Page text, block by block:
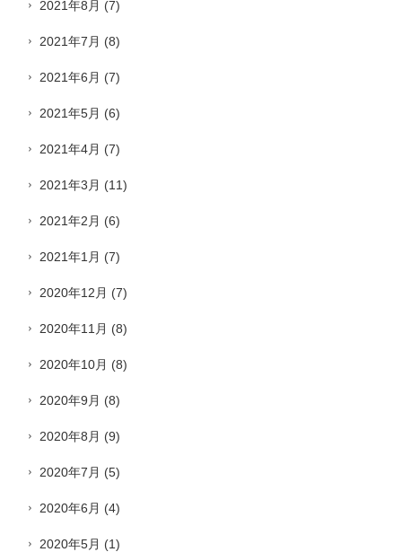
2021年8月 (7)
2021年7月 (8)
2021年6月 (7)
2021年5月 (6)
2021年4月 (7)
2021年3月 (11)
2021年2月 (6)
2021年1月 (7)
2020年12月 (7)
2020年11月 (8)
2020年10月 (8)
2020年9月 (8)
2020年8月 (9)
2020年7月 (5)
2020年6月 (4)
2020年5月 (1)